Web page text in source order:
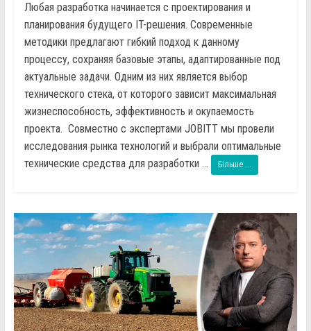
Любая разработка начинается с проектирования и
планирования будущего IT-решения. Современные
методики предлагают гибкий подход к данному
процессу, сохраняя базовые этапы, адаптированные под
актуальные задачи. Одним из них является выбор
технического стека, от которого зависит максимальная
жизнеспособность, эффективность и окупаемость
проекта. Совместно с экспертами JOBITT мы провели
исследования рынка технологий и выбрали оптимальные
технические средства для разработки ...
Більше ...